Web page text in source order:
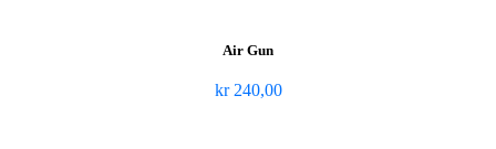
Air Gun
kr240,00